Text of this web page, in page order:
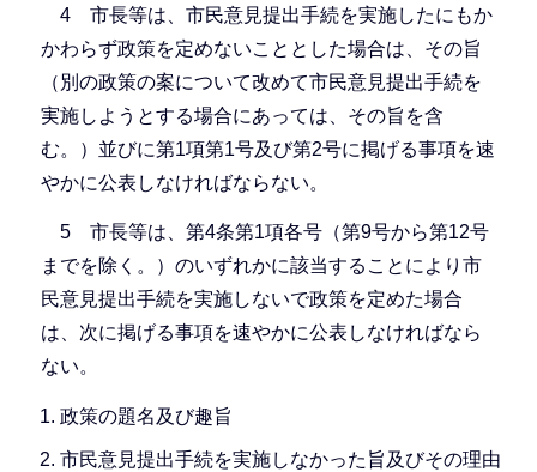
4 市長等は、市民意見提出手続を実施したにもか
かわらず政策を定めないこととした場合は、その旨
（別の政策の案について改めて市民意見提出手続を
実施しようとする場合にあっては、その旨を含
む。）並びに第1項第1号及び第2号に掲げる事項を速
やかに公表しなければならない。
5 市長等は、第4条第1項各号（第9号から第12号
までを除く。）のいずれかに該当することにより市
民意見提出手続を実施しないで政策を定めた場合
は、次に掲げる事項を速やかに公表しなければなら
ない。
政策の題名及び趣旨
市民意見提出手続を実施しなかった旨及びその理由